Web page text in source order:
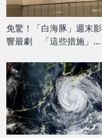
免驚！「白海豚」週末影
響最劇 「這些措施」經